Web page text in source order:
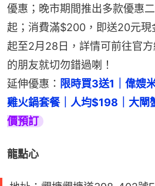
優惠；晚市期間推出多款優惠
起；消費滿$200，即送20元現
起至2月28日，詳情可前往官
的朋友就切勿錯過喇！
延伸優惠： 限時買3送1｜偉嫂
雞火鍋套餐｜人均$198｜大閘
價預訂
龍點心